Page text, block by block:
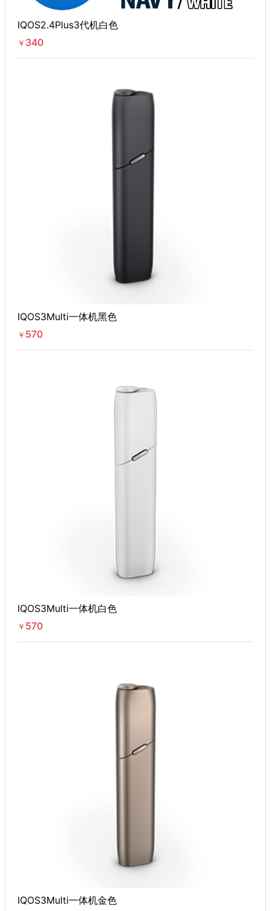
IQOS2.4Plus3代机白色
￥ 340
IQOS3Multi一体机黑色
￥ 570
IQOS3Multi一体机白色
￥ 570
IQOS3Multi一体机金色